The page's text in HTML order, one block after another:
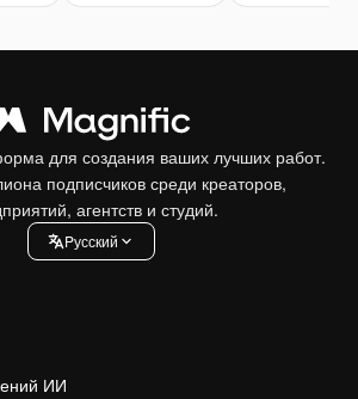
для создания ваших лучших работ.
подписчиков среди креаторов,
агентств и студий.
Pусский
ИИ